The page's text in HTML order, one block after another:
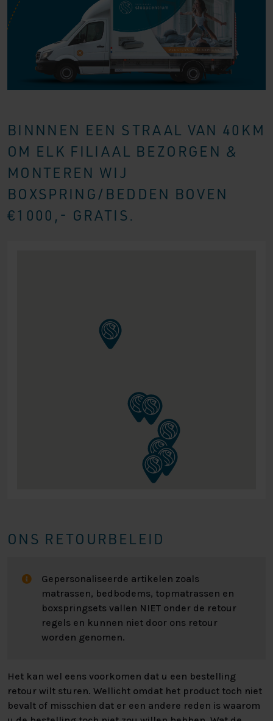
BINNNEN EEN STRAAL VAN 40KM
OM ELK FILIAAL BEZORGEN &
MONTEREN WIJ
BOXSPRING/BEDDEN BOVEN
€1000,- GRATIS.
ONS RETOURBELEID
Gepersonaliseerde artikelen zoals
matrassen, bedbodems, topmatrassen en
boxspringsets vallen NIET onder de retour
regels en kunnen niet door ons retour
worden genomen.
Het kan wel eens voorkomen dat u een bestelling
retour wilt sturen. Wellicht omdat het product toch niet
bevalt of misschien dat er een andere reden is waarom